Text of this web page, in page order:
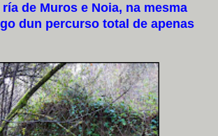
de Muros e Noia, na mesma
dun percurso total de apenas